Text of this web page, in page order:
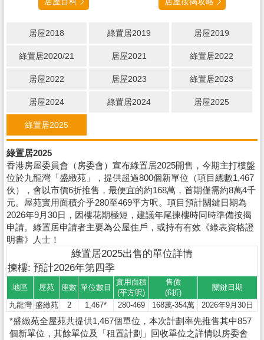
居屋2018 綠置居2019 居屋2019
綠置居2020/21 居屋2021 綠置居2022
居屋2022 居屋2023 綠置居2023
居屋2024 綠置居2024 居屋2025
綠置居2025
綠置居2025
香港房屋委員會（房委會）宣布綠置居2025開售，今期主打樓盤
位於九龍灣「盛緻苑」，提供超過800個新單位（項目總數1,467
伙），會以市價6折推售，最便宜的約168萬，首期僅需約8萬4千
元。屋苑實用面積介乎280至469平方呎。項目預計關鍵日期為
2026年9月30日，因樓花期極短，建議年尾揀樓時同時準備按揭
申請。綠置居申請者主要為公屋住戶，或持有有效《綠表資格證
明書》人士！
綠置居2025出售的單位詳情
揀樓: 預計2026年第四季
地區 屋苑 座數 單位數目
實用面積
(平方呎)
售價
(6折)
關鍵日期
九龍灣 盛緻苑 2 1,467* 280-469 168萬-354萬 2026年9月30日
*盛緻苑全屋苑共提供1,467個單位，本次計劃率先推售其中857
個新單位，其餘單位及「租置計劃」回收單位之詳情以房委會